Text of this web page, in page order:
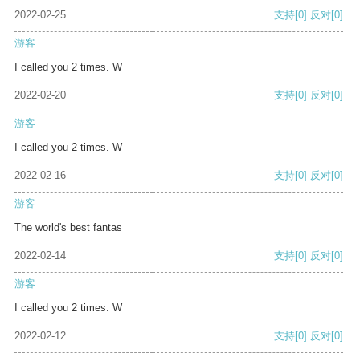
2022-02-25 支持[0] 反对[0]
游客
I called you 2 times. W
2022-02-20 支持[0] 反对[0]
游客
I called you 2 times. W
2022-02-16 支持[0] 反对[0]
游客
The world's best fantas
2022-02-14 支持[0] 反对[0]
游客
I called you 2 times. W
2022-02-12 支持[0] 反对[0]